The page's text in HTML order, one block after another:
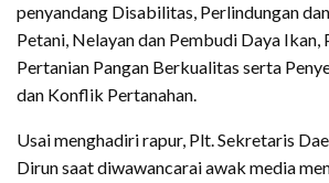
penyandang Disabilitas, Perlindungan
Petani, Nelayan dan Pembudi Daya Ikan,
Pertanian Pangan Berkualitas serta
dan Konflik Pertanahan.
Usai menghadiri rapur, Plt. Sekretaris
Dirun saat diwawancarai awak media